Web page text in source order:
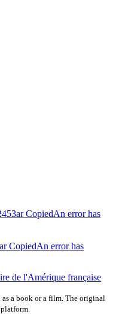
CopiedAn error has
CopiedAn error has
de l'Amérique française
a book or a film. The original